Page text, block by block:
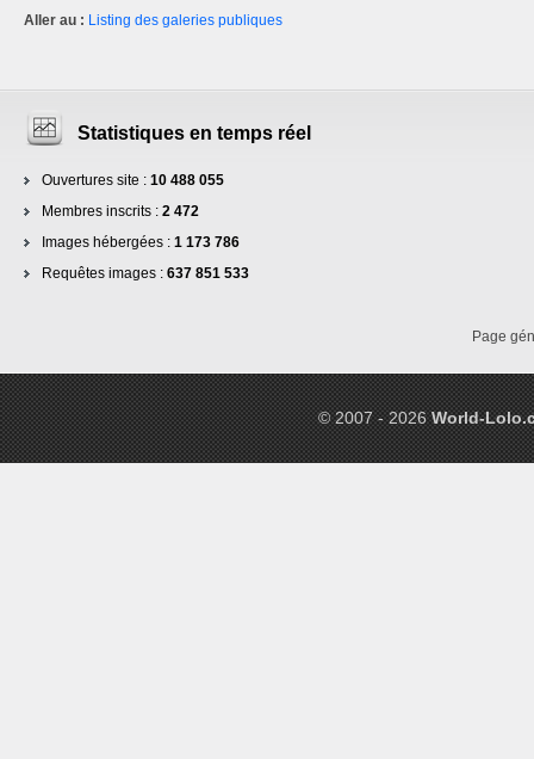
Aller au : Listing des galeries publiques
Statistiques en temps réel
Ouvertures site : 10 488 055
Membres inscrits : 2 472
Images hébergées : 1 173 786
Requêtes images : 637 851 533
Page
© 2007 - 2026World-